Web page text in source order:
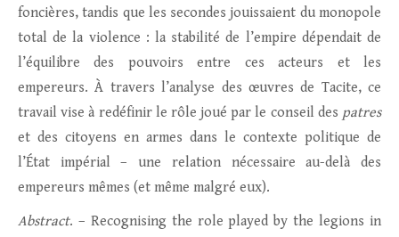
foncières, tandis que les secondes jouissaient du monopole
total de la violence : la stabilité de l’empire dépendait de
l’équilibre des pouvoirs entre ces acteurs et les
empereurs. À travers l’analyse des œuvres de Tacite, ce
travail vise à redéfinir le rôle joué par le conseil des patres
et des citoyens en armes dans le contexte politique de
l’État impérial – une relation nécessaire au-delà des
empereurs mêmes (et même malgré eux).
Abstract. – Recognising the role played by the legions in